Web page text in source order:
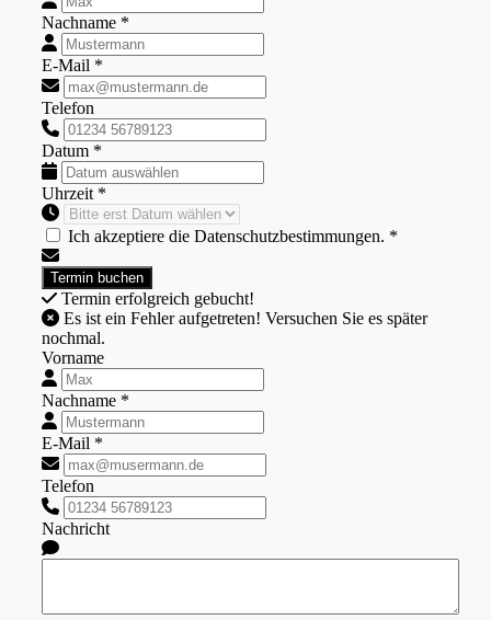
Nachname *
E-Mail *
Telefon
Datum *
Uhrzeit *
Ich akzeptiere die Datenschutzbestimmungen. *
Termin erfolgreich gebucht!
nochmal.
Vorname
Nachname *
E-Mail *
Telefon
Nachricht